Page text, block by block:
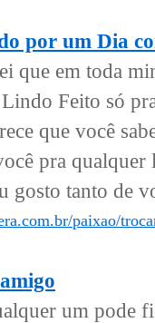
por um Dia
que em toda
Feito só
que você
pra qualquer
gosto tanto de
paixao/
um pode